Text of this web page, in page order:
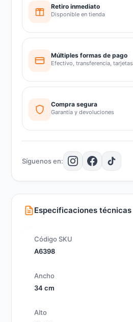
Especificaciones técnicas
Código SKU
A6398
Ancho
34 cm
Alto
Retiro inmediato
Disponible en tienda
Múltiples formas de pago
Efectivo, transferencia, tarjetas
Compra segura
Garantía y devoluciones
Síguenos en: